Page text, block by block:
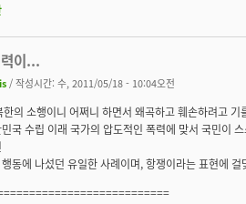
이...
/ 작성시간: 수, 2011/05/18 - 10:04오전
의 소행이니 어쩌니 하면서 왜곡하고 훼손하려고
국 수립 이래 국가의 압도적인 폭력에 맞서 국민이
동에 나섰던 유일한 사례이며, 항쟁이라는 표현에